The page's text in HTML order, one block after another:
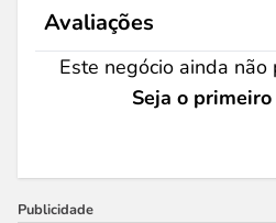
Avaliações
Este negócio ainda não
Seja o
Publicidade